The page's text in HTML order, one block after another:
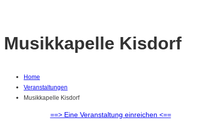
Musikkapelle Kisdorf
Home
Veranstaltungen
Musikkapelle Kisdorf
==> Eine Veranstaltung einreichen <==